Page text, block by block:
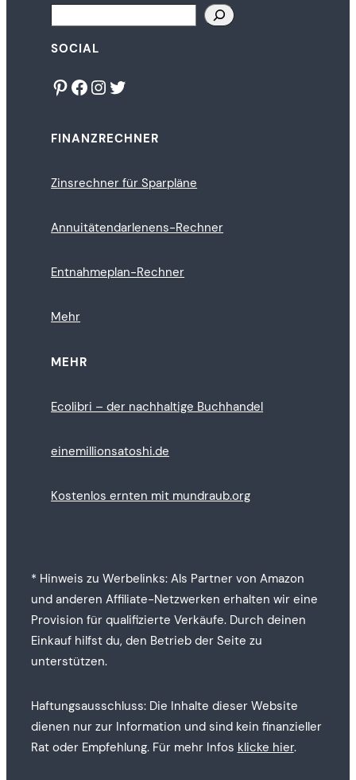
SOCIAL
Pinterest Facebook Instagram Twitter
FINANZRECHNER
Zinsrechner für Sparpläne
Annuitätendarlenens-Rechner
Entnahmeplan-Rechner
Mehr
MEHR
Ecolibri – der nachhaltige Buchhandel
einemillionsatoshi.de
Kostenlos ernten mit mundraub.org
* Hinweis zu Werbelinks: Als Partner von Amazon
und anderen Affiliate-Netzwerken erhalten wir eine
Provision für qualifizierte Verkäufe. Durch deinen
Einkauf hilfst du, den Betrieb der Seite zu
unterstützen.
Haftungsausschluss: Die Inhalte dieser Website
dienen nur zur Information und sind kein finanzieller
Rat oder Empfehlung. Für mehr Infos klicke hier.